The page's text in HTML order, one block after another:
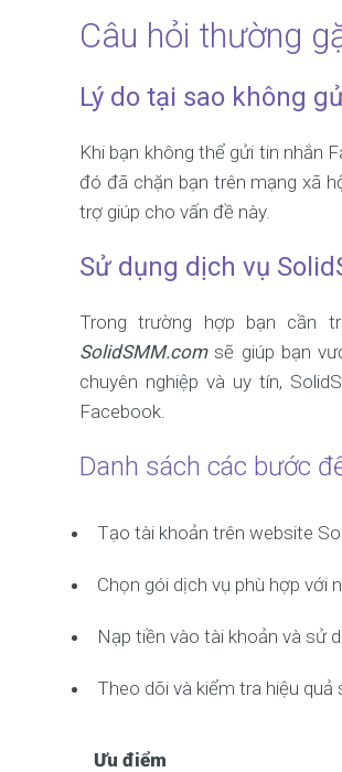
Câu hỏi thường
Lý do tại sao không
Khi bạn không thể gửi tin nhắn
đó đã chặn bạn trên mạng xã
trợ giúp cho vấn đề này.
Sử dụng dịch vụ
Trong trường hợp bạn cần
SolidSMM.comsẽ giúp bạn
chuyên nghiệp và uy tín,
Facebook.
Danh sách các bước
Tạo tài khoản trên website
Chọn gói dịch vụ phù hợp với
Nạp tiền vào tài khoản và sử
Theo dõi và kiểm tra hiệu quả
Ưu điểm